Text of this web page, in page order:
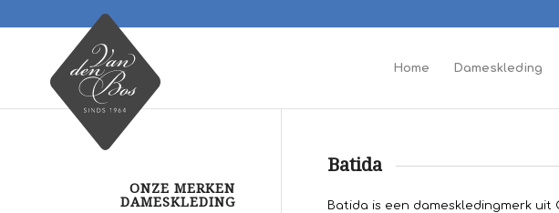
Home Dameskleding
Batida
Batida is een dameskledingmerk uit
ONZE MERKEN
DAMESKLEDING